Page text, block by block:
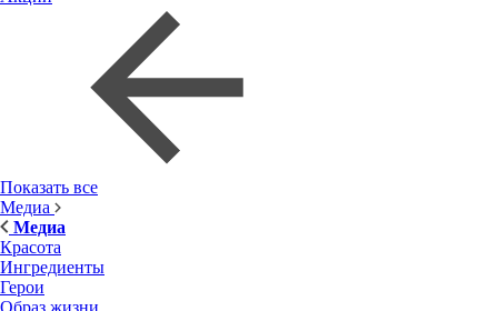
Показать все
Медиа
Медиа
Красота
Ингредиенты
Герои
Образ жизни